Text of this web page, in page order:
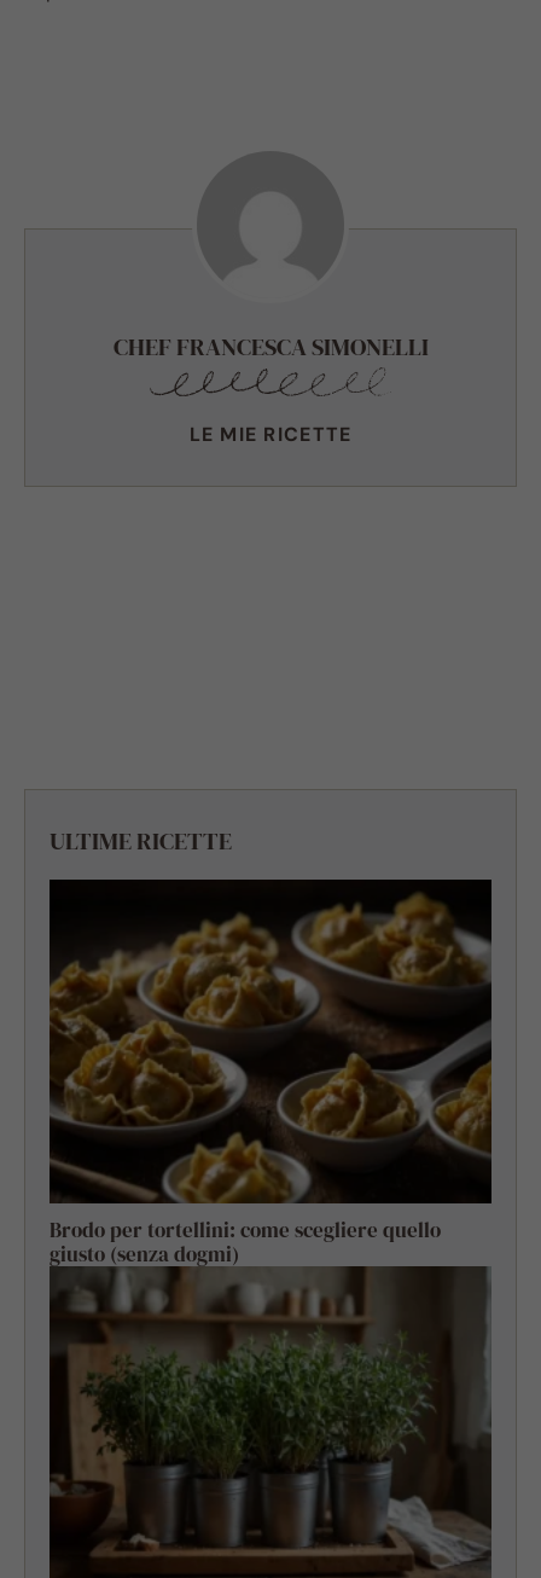
CHEF FRANCESCA SIMONELLI
LE MIE RICETTE
ULTIME RICETTE
Brodo per tortellini: come scegliere quello
giusto (senza dogmi)